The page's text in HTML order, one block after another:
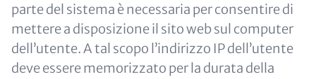
parte del sistema è necessaria per consentire di
mettere a disposizione il sito web sul computer
dell’utente. A tal scopo l’indirizzo IP dell’utente
deve essere memorizzato per la durata della